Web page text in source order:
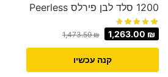
1200 סלד לבן פירלס Peerless
1,473.59₪ 1,263.00 ₪
קנה עכשיו